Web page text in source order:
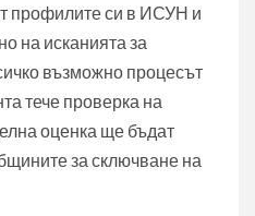
профилите си в ИСУН и
на исканията за
възможно процесът
тече проверка на
оценка ще бъдат
за сключване на